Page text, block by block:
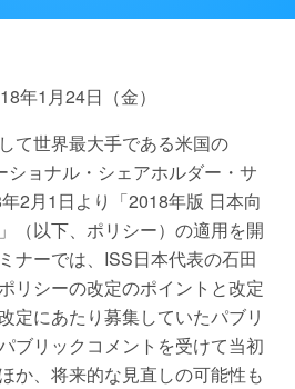
年1月24日（金）
て世界最大手である米国の
ショナル・シェアホルダー・サ
2月1日より「2018年版 日本向
（以下、ポリシー）の適用を開
ナーでは、ISS日本代表の石田
リシーの改定のポイントと改定
定にあたり募集していたパブリ
ブリックコメントを受けて当初
か、将来的な見直しの可能性も